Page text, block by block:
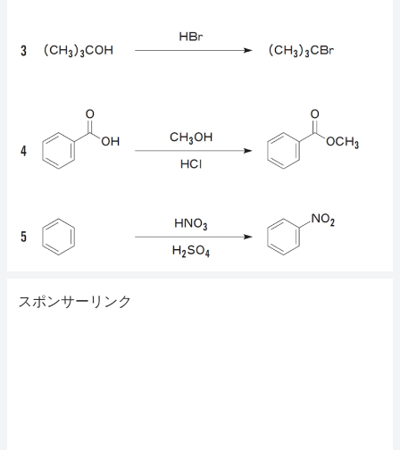
スポンサーリンク